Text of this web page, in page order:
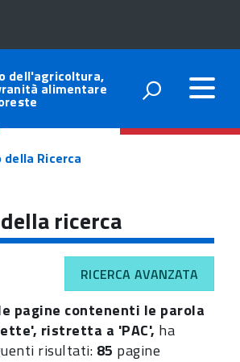
dell'agricoltura,
alimentare
Ricerca
ricerca
RICERCA AVANZATA
pagine contenenti le parola
ristretta a 'PAC', ha
risultati: 85 pagine